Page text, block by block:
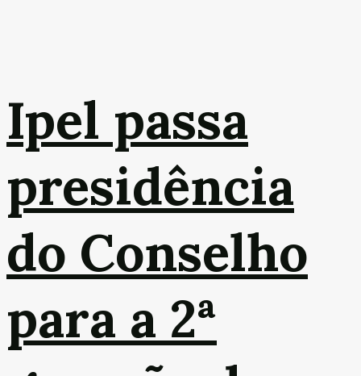
Ipel passa
presidência
do Conselho
para a 2ª